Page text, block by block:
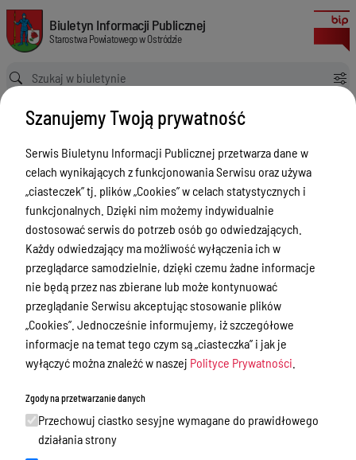
Konsultacje społeczne dot. "Rocznego Programu współpracy Powiatu
Biuletyn Informacji Publicznej Starostwa Powiatowego w Ostródzie
Biuletyn Informacji Publicznej
Starostwa Powiatowego w Ostródzie
Ścieżka powrotu
Strona główna
Konsultacje społeczne
Konsultacje społeczne dot. "Rocznego Programu współpracy Powiatu Ostródzkiego z organizacjami pozarządowymi oraz podmiotami wymienionymi w art. 3 ust. 3 ustawy o działalności pożytku publicznego i o wolontariacie na 2026 rok"
Konsultacje społeczne
Menu Przedmiotowe
Starostwo Powiatowe
Poradnik Interesanta
Informacje o naborze
Zamówienia Publiczne
Tablica ogłoszeń
Dyżury Aptek w Powiecie Ostródzkim
Akty Prawne
Rejestry, ewidencje i archiwa
Szanujemy Twoją prywatność
Serwis Biuletynu Informacji Publicznej przetwarza dane w
celach wynikających z funkcjonowania Serwisu oraz używa
„ciasteczek” tj. plików „Cookies” w celach statystycznych i
funkcjonalnych. Dzięki nim możemy indywidualnie
dostosować serwis do potrzeb osób go odwiedzających.
Każdy odwiedzający ma możliwość wyłączenia ich w
przeglądarce samodzielnie, dzięki czemu żadne informacje
nie będą przez nas zbierane lub może kontynuować
przeglądanie Serwisu akceptując stosowanie plików
„Cookies”. Jednocześnie informujemy, iż szczegółowe
informacje na temat tego czym są „ciasteczka” i jak je
wyłączyć można znaleźć w naszej Polityce Prywatności
Zgody na przetwarzanie danych
Przechowuj ciastko sesyjne wymagane do prawidłowego
działania strony